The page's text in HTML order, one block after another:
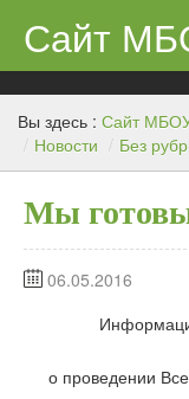
Сведения об
ЕГЭ-11 и ГИА
Ученикам
Центр «Точка роста»
Родителям
Вы здесь : Сайт
/ Новости / Без
Мы
06.05.2016
о проведении